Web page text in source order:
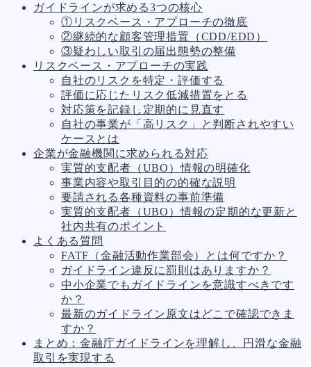
財務665
資金繰り192
融資280
資産売却193
法務1,105
差押・強制執行230
法令違反・行政処分319
訴訟・不正283
損害賠償・知的財産273
157
ガバナンス90
再建準備67
人事労務574
人件費20
労働問題266
労災・ハラスメント
解雇・退職
事業運営374
品質・リコール49
情報漏洩・サイバー256
事業再編
手続 664
私的整理
法的整理449
債権者対応
ガイドラインが求める3つの核心
①リスクベース・アプローチの徹底
②継続的な顧客管理措置（CDD/EDD）
③疑わしい取引の届出態勢の整備
リスクベース・アプローチの実践
自社のリスクを特定・評価する
評価に応じたリスク低減措置をとる
対応策を記録し定期的に見直す
自社の事業が「高リスク」と判断されやすい
ケースとは
企業が金融機関に求められる対応
実質的支配者（UBO）情報の明確化
事業内容や取引目的の的確な説明
要請される各種資料の事前準備
実質的支配者（UBO）情報の定期的な更新と
社内共有のポイント
よくある質問
FATF（金融活動作業部会）とは何ですか？
ガイドライン違反に罰則はありますか？
中小企業でもガイドラインを意識すべきです
か？
最新のガイドライン原文はどこで確認できま
すか？
まとめ：金融庁ガイドラインを理解し、円滑な金融
取引を実現する